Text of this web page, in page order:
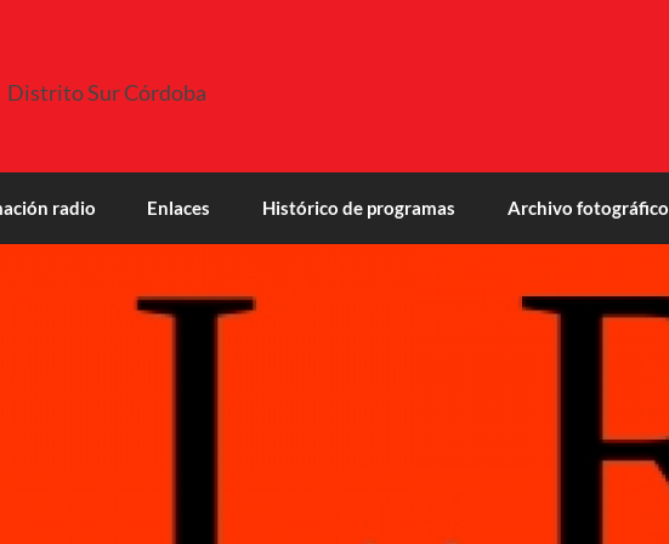
Distrito Sur Córdoba
radio Enlaces Histórico de programas Archivo fotográfico